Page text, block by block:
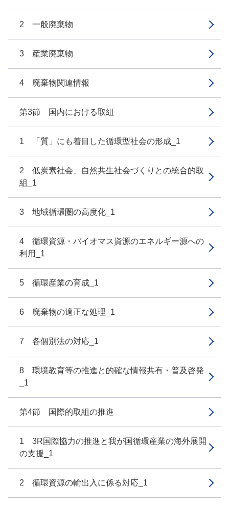
2 一般廃棄物
3 産業廃棄物
4 廃棄物関連情報
第3節 国内における取組
1 「質」にも着目した循環型社会の形成_1
2 低炭素社会、自然共生社会づくりとの統合的取
組_1
3 地域循環圏の高度化_1
4 循環資源・バイオマス資源のエネルギー源への
利用_1
5 循環産業の育成_1
6 廃棄物の適正な処理_1
7 各個別法の対応_1
8 環境教育等の推進と的確な情報共有・普及啓発
_1
第4節 国際的取組の推進
1 3R国際協力の推進と我が国循環産業の海外展開
の支援_1
2 循環資源の輸出入に係る対応_1